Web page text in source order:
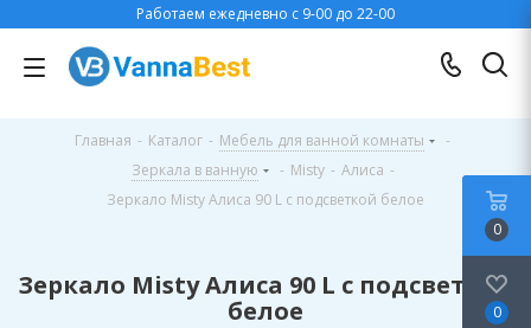
Работаем ежедневно с 9-00 до 22-00
Главная - Каталог - Мебель для ванной комнаты
-
Зеркала в ванную
- Misty - Алиса -
Зеркало Misty Алиса 90 L с подсветкой белое
Зеркало Misty Алиса 90 L с подсветкой
белое
0
0